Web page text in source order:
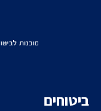
ביטוחים